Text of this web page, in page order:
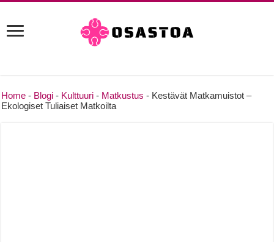
Home - Blogi - Kulttuuri - Matkustus - Kestävät Matkamuistot –
Ekologiset Tuliaiset Matkoilta